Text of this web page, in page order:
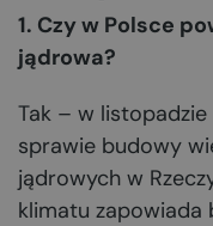
1. Czy w Polsce
jądrowa?
Tak – w listopadzie
sprawie budowy
jądrowych w
klimatu